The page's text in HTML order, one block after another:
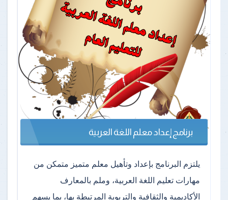
برنامج إعداد معلم اللغة العربية
يلتزم البرنامج بإعداد وتأهيل معلم متميز متمكن من
مهارات تعليم اللغة العربية، وملم بالمعارف
الأكاديمية والثقافية والتربوية المرتبطة بها، بما يسهم